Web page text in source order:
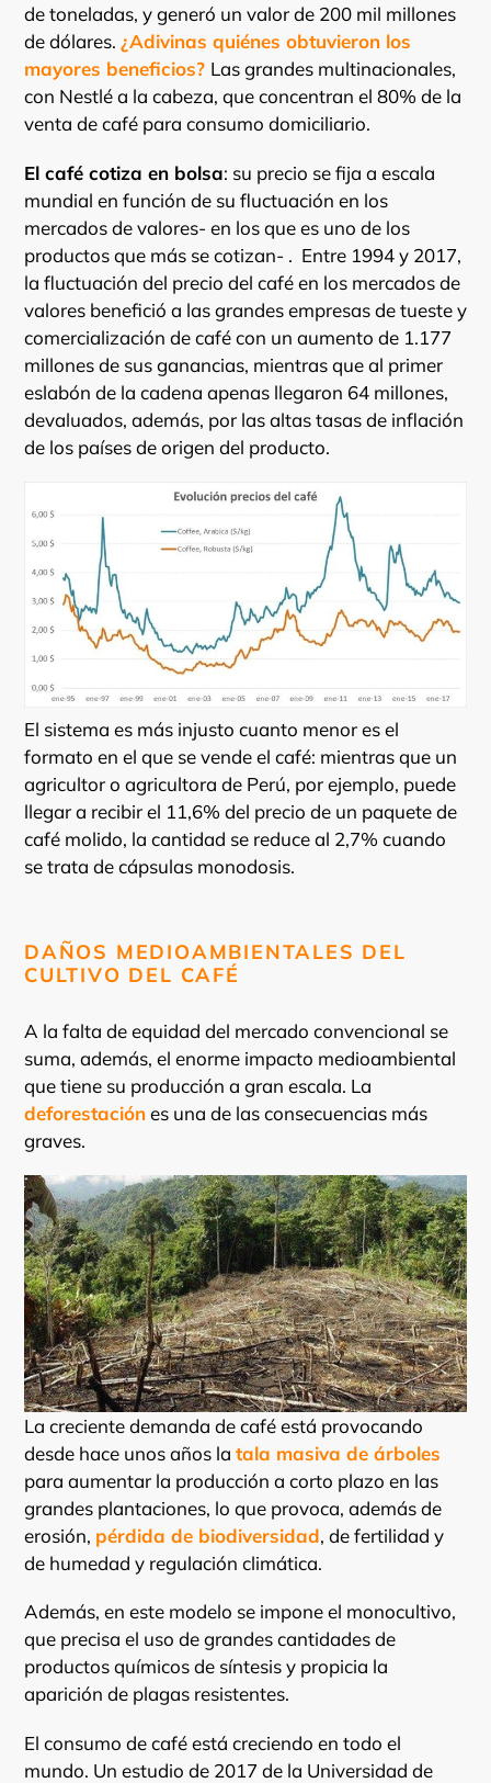
de toneladas, y generó un valor de 200 mil millones
de dólares. ¿Adivinas quiénes obtuvieron los
mayores beneficios? Las grandes multinacionales,
con Nestlé a la cabeza, que concentran el 80% de la
venta de café para consumo domiciliario.
El café cotiza en bolsa: su precio se fija a escala
mundial en función de su fluctuación en los
mercados de valores- en los que es uno de los
productos que más se cotizan- . Entre 1994 y 2017,
la fluctuación del precio del café en los mercados de
valores benefició a las grandes empresas de tueste y
comercialización de café con un aumento de 1.177
millones de sus ganancias, mientras que al primer
eslabón de la cadena apenas llegaron 64 millones,
devaluados, además, por las altas tasas de inflación
de los países de origen del producto.
El sistema es más injusto cuanto menor es el
formato en el que se vende el café: mientras que un
agricultor o agricultora de Perú, por ejemplo, puede
llegar a recibir el 11,6% del precio de un paquete de
café molido, la cantidad se reduce al 2,7% cuando
se trata de cápsulas monodosis.
DAÑOS MEDIOAMBIENTALES DEL
CULTIVO DEL CAFÉ
A la falta de equidad del mercado convencional se
suma, además, el enorme impacto medioambiental
que tiene su producción a gran escala. La
deforestaciónes una de las consecuencias más
graves.
La creciente demanda de café está provocando
desde hace unos años la tala masiva de árboles
para aumentar la producción a corto plazo en las
grandes plantaciones, lo que provoca, además de
erosión, pérdida de biodiversidad, de fertilidad y
de humedad y regulación climática.
Además, en este modelo se impone el monocultivo,
que precisa el uso de grandes cantidades de
productos químicos de síntesis y propicia la
aparición de plagas resistentes.
El consumo de café está creciendo en todo el
mundo. Un estudio de 2017 de la Universidad de